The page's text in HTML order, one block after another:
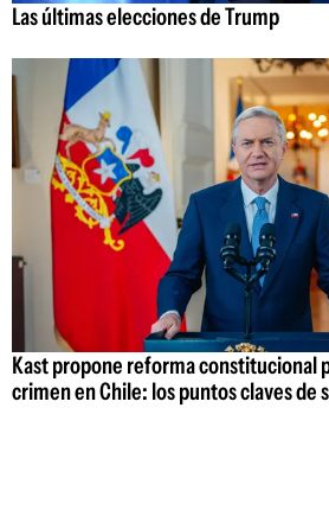
Las últimas elecciones de Trump
Kast propone reforma constitucional
crimen en Chile: los puntos claves de